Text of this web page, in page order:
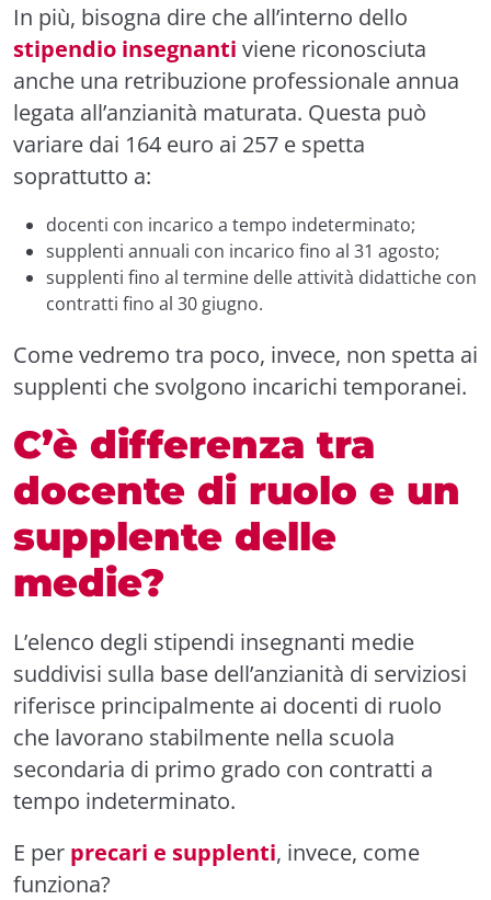
In più, bisogna dire che all’interno dello
stipendio insegnanti viene riconosciuta
anche una retribuzione professionale annua
legata all’anzianità maturata. Questa può
variare dai 164 euro ai 257 e spetta
soprattutto a:
docenti con incarico a tempo indeterminato;
supplenti annuali con incarico fino al 31 agosto;
supplenti fino al termine delle attività didattiche con
contratti fino al 30 giugno.
Come vedremo tra poco, invece, non spetta ai
supplenti che svolgono incarichi temporanei.
C’è differenza tra
docente di ruolo e un
supplente delle
medie?
L’elenco degli stipendi insegnanti medie
suddivisi sulla base dell’anzianità di serviziosi
riferisce principalmente ai docenti di ruolo
che lavorano stabilmente nella scuola
secondaria di primo grado con contratti a
tempo indeterminato.
E per precari e supplenti, invece, come
funziona?